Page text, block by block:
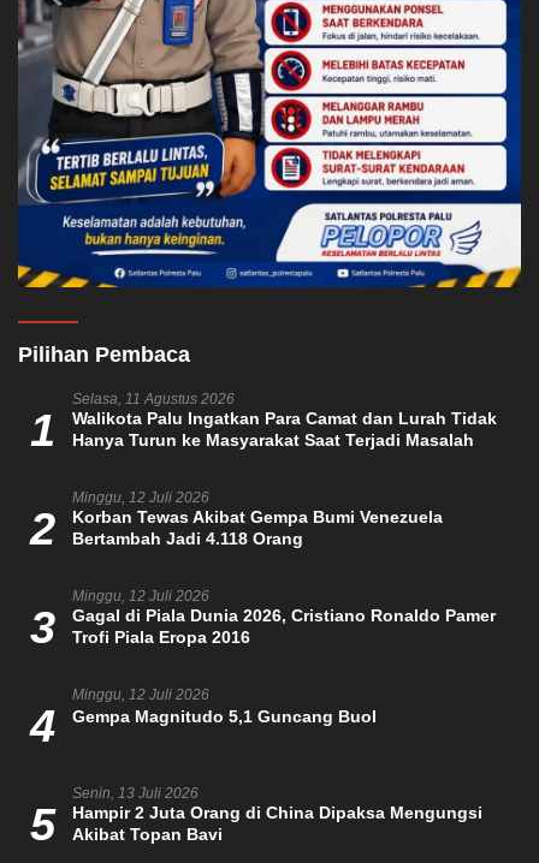
Pilihan Pembaca
1
Selasa, 11 Agustus 2026
Walikota Palu Ingatkan Para Camat dan Lurah Tidak
Hanya Turun ke Masyarakat Saat Terjadi Masalah
2
Minggu, 12 Juli 2026
Korban Tewas Akibat Gempa Bumi Venezuela
Bertambah Jadi 4.118 Orang
3
Minggu, 12 Juli 2026
Gagal di Piala Dunia 2026, Cristiano Ronaldo Pamer
Trofi Piala Eropa 2016
4
Minggu, 12 Juli 2026
Gempa Magnitudo 5,1 Guncang Buol
5
Senin, 13 Juli 2026
Hampir 2 Juta Orang di China Dipaksa Mengungsi
Akibat Topan Bavi